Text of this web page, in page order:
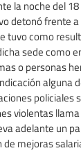
la noche del
detonó frente a
tuvo como
sede como
o personas
alguna
policiales
violentas
adelante un
mejoras